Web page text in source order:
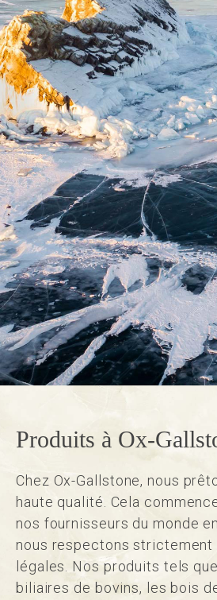
Produits à Ox-
Chez Ox-Gallstone, nous
haute qualité. Cela
nos fournisseurs du monde
nous respectons
légales. Nos produits tels
biliaires de bovins, les bois